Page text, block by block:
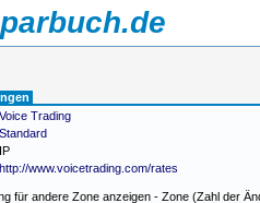
Voice Trading
Standard
IP
http://www.voicetrading.com/rates
für andere Zone anzeigen - Zone (Zahl der